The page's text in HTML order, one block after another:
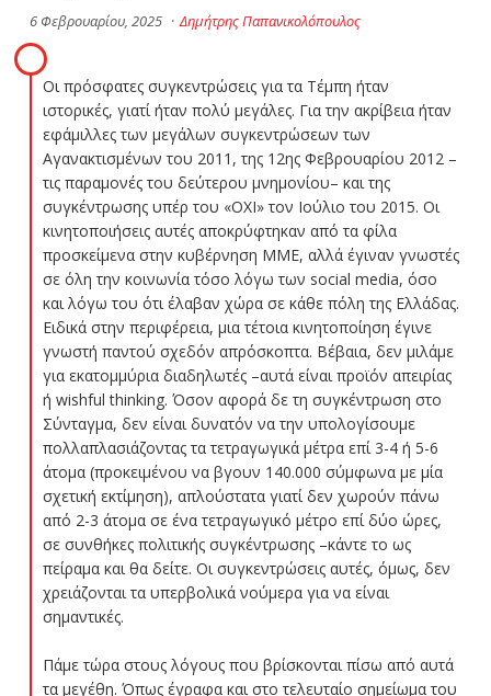
6 Φεβρουαρίου, 2025 · Δημήτρης Παπανικολόπουλος
Οι πρόσφατες συγκεντρώσεις για τα Τέμπη ήταν
ιστορικές, γιατί ήταν πολύ μεγάλες. Για την ακρίβεια ήταν
εφάμιλλες των μεγάλων συγκεντρώσεων των
Αγανακτισμένων του 2011, της 12ης Φεβρουαρίου 2012 –
τις παραμονές του δεύτερου μνημονίου– και της
συγκέντρωσης υπέρ του «ΟΧΙ» τον Ιούλιο του 2015. Οι
κινητοποιήσεις αυτές αποκρύφτηκαν από τα φίλα
προσκείμενα στην κυβέρνηση ΜΜΕ, αλλά έγιναν γνωστές
σε όλη την κοινωνία τόσο λόγω των social media, όσο
και λόγω του ότι έλαβαν χώρα σε κάθε πόλη της Ελλάδας.
Ειδικά στην περιφέρεια, μια τέτοια κινητοποίηση έγινε
γνωστή παντού σχεδόν απρόσκοπτα. Βέβαια, δεν μιλάμε
για εκατομμύρια διαδηλωτές –αυτά είναι προϊόν απειρίας
ή wishful thinking. Όσον αφορά δε τη συγκέντρωση στο
Σύνταγμα, δεν είναι δυνατόν να την υπολογίσουμε
πολλαπλασιάζοντας τα τετραγωγικά μέτρα επί 3-4 ή 5-6
άτομα (προκειμένου να βγουν 140.000 σύμφωνα με μία
σχετική εκτίμηση), απλούστατα γιατί δεν χωρούν πάνω
από 2-3 άτομα σε ένα τετραγωγικό μέτρο επί δύο ώρες,
σε συνθήκες πολιτικής συγκέντρωσης –κάντε το ως
πείραμα και θα δείτε. Οι συγκεντρώσεις αυτές, όμως, δεν
χρειάζονται τα υπερβολικά νούμερα για να είναι
σημαντικές.
Πάμε τώρα στους λόγους που βρίσκονται πίσω από αυτά
τα μεγέθη. Όπως έγραφα και στο τελευταίο σημείωμα του